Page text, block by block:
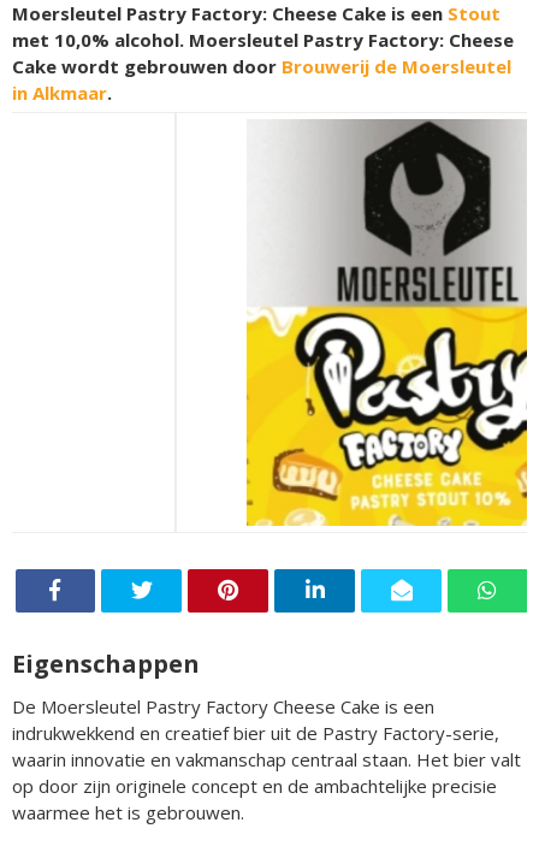
Moersleutel Pastry Factory: Cheese Cake is een Stout
met 10,0% alcohol. Moersleutel Pastry Factory: Cheese
Cake wordt gebrouwen door Brouwerij de Moersleutel
in Alkmaar.
Eigenschappen
De Moersleutel Pastry Factory Cheese Cake is een
indrukwekkend en creatief bier uit de Pastry Factory-serie,
waarin innovatie en vakmanschap centraal staan. Het bier valt
op door zijn originele concept en de ambachtelijke precisie
waarmee het is gebrouwen.